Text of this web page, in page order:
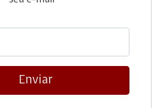
Enviar